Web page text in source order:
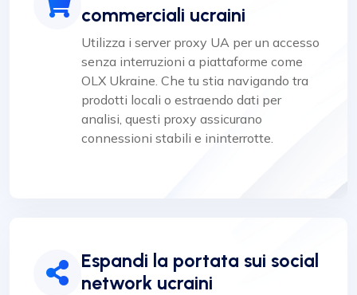
commerciali ucraini
Utilizza i server proxy UA per un accesso
senza interruzioni a piattaforme come
OLX Ukraine. Che tu stia navigando tra
prodotti locali o estraendo dati per
analisi, questi proxy assicurano
connessioni stabili e ininterrotte.
Espandi la portata sui social
network ucraini